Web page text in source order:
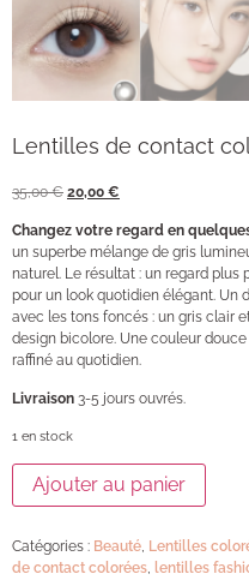
Lentilles de contact
35,00€ 20,00 €
Changez votre regard en
un superbe mélange de gris
naturel. Le résultat : un regard
pour un look quotidien élégant. Un
avec les tons foncés : un gris clair
design bicolore. Une couleur
raffiné au quotidien.
Livraison 3-5 jours ouvrés.
1 en stock
Ajouter au panier
Catégories : Beauté, Lentilles
de contact colorées, lentilles